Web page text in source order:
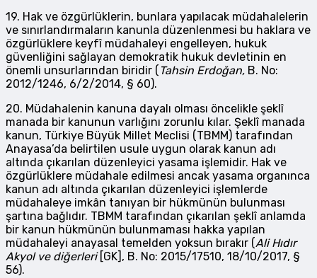
19. Hak ve özgürlüklerin, bunlara yapılacak müdahalelerin
ve sınırlandırmaların kanunla düzenlenmesi bu haklara ve
özgürlüklere keyfî müdahaleyi engelleyen, hukuk
güvenliğini sağlayan demokratik hukuk devletinin en
önemli unsurlarından biridir ( Tahsin Erdoğan, B. No:
2012/1246, 6/2/2014, § 60).
20. Müdahalenin kanuna dayalı olması öncelikle şeklî
manada bir kanunun varlığını zorunlu kılar. Şeklî manada
kanun, Türkiye Büyük Millet Meclisi (TBMM) tarafından
Anayasa’da belirtilen usule uygun olarak kanun adı
altında çıkarılan düzenleyici yasama işlemidir. Hak ve
özgürlüklere müdahale edilmesi ancak yasama organınca
kanun adı altında çıkarılan düzenleyici işlemlerde
müdahaleye imkân tanıyan bir hükmünün bulunması
şartına bağlıdır. TBMM tarafından çıkarılan şeklî anlamda
bir kanun hükmünün bulunmaması hakka yapılan
müdahaleyi anayasal temelden yoksun bırakır (Ali Hıdır
Akyol ve diğerleri [GK], B. No: 2015/17510, 18/10/2017, §
56).